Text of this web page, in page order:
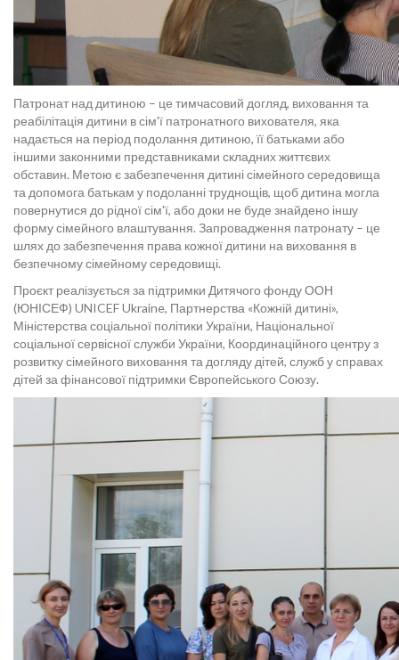
Патронат над дитиною – це тимчасовий догляд, виховання та
реабілітація дитини в сім'ї патронатного вихователя, яка
надається на період подолання дитиною, її батьками або
іншими законними представниками складних життєвих
обставин. Метою є забезпечення дитині сімейного середовища
та допомога батькам у подоланні труднощів, щоб дитина могла
повернутися до рідної сім'ї, або доки не буде знайдено іншу
форму сімейного влаштування. Запровадження патронату – це
шлях до забезпечення права кожної дитини на виховання в
безпечному сімейному середовищі.
Проєкт реалізується за підтримки Дитячого фонду ООН
(ЮНІСЕФ) UNICEF Ukraine, Партнерства «Кожній дитині»,
Міністерства соціальної політики України, Національної
соціальної сервісної служби України, Координаційного центру з
розвитку сімейного виховання та догляду дітей, служб у справах
дітей за фінансової підтримки Європейського Союзу.